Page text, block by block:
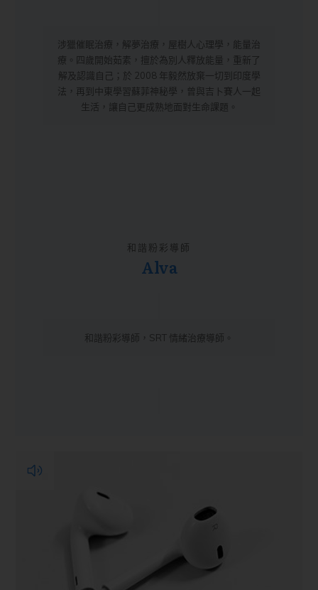
涉獵催眠治療，解夢治療，屋樹人心理學，能量治
療。四歲開始茹素，擅於為別人釋放能量，重新了
解及認識自己；於 2008 年毅然放棄一切到印度學
法，再到中東學習蘇菲神秘學，曾與吉卜賽人一起
生活，讓自己更成熟地面對生命課題。
和諧粉彩導師
Alva
和諧粉彩導師，SRT 情緒治療導師。